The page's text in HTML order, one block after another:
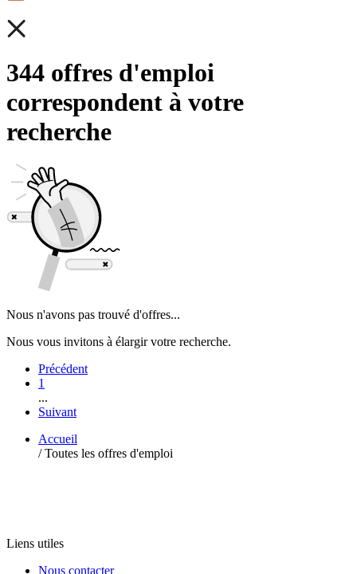
344 offres d'emploi
correspondent à votre
recherche
Nous n'avons pas trouvé d'offres...
Nous vous invitons à élargir votre recherche.
Précédent
1
...
Suivant
Accueil
/ Toutes les offres d'emploi
Liens utiles
Nous contacter